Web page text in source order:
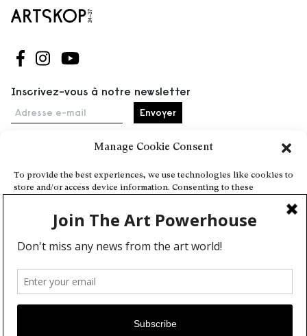
Manage Cookie Consent
To provide the best experiences, we use technologies like cookies to
store and/or access device information. Consenting to these
or unique IDs on this site. Not consenting or withdrawing consent,
may adversely affect certain features and functions.
Deny
View preferences
Suivez-nous sur Facebook
Suivez-nous sur Instagram
Suivez-nous sur Youtube
Inscrivez-vous à notre newsletter
Adresse e-mail
Accueil
Événements
À propos
Partenaires
Contact
Conditions générales
Confidentialité et cookies
Communiquer votre événement